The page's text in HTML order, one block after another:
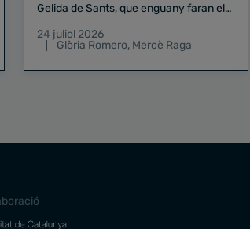
Gelida de Sants, que enguany faran el
24 juliol 2026
Glòria Romero, Mercè Raga